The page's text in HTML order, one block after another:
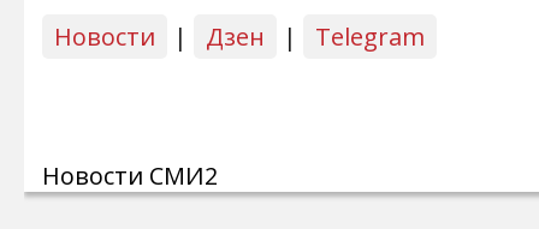
Новости
| Дзен | Telegram
Новости СМИ2